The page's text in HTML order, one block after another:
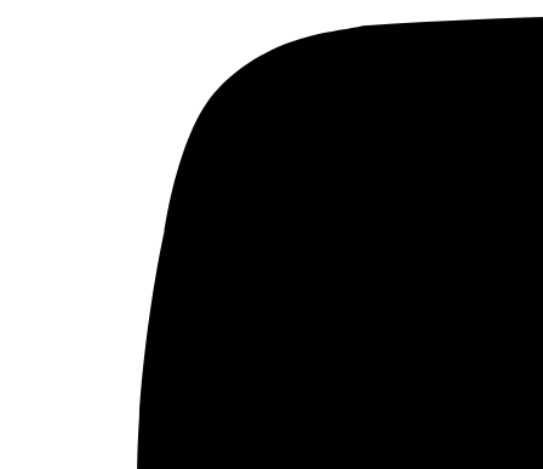
Migraciones
Protestas sociales
Humor Árabe
Cine árabe
Literatura árabe
Cómic árabe
Arte urbano
Artes gráficas